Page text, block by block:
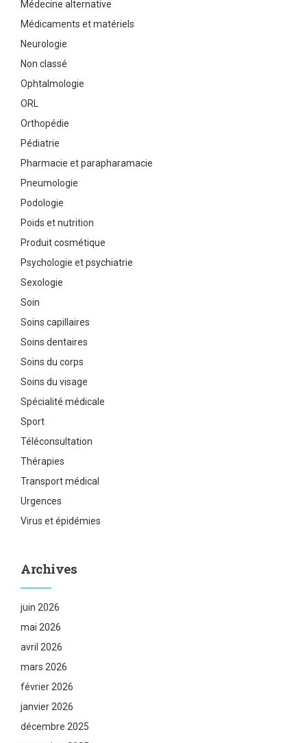
Médecine alternative
Médicaments et matériels
Neurologie
Non classé
Ophtalmologie
ORL
Orthopédie
Pédiatrie
Pharmacie et parapharamacie
Pneumologie
Podologie
Poids et nutrition
Produit cosmétique
Psychologie et psychiatrie
Sexologie
Soin
Soins capillaires
Soins dentaires
Soins du corps
Soins du visage
Spécialité médicale
Sport
Téléconsultation
Thérapies
Transport médical
Urgences
Virus et épidémies
Archives
juin 2026
mai 2026
avril 2026
mars 2026
février 2026
janvier 2026
décembre 2025